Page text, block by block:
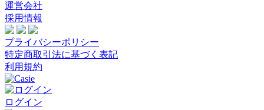
運営会社
採用情報
プライバシーポリシー
特定商取引法に基づく表記
利用規約
ログイン